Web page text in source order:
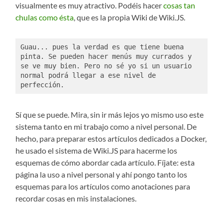
visualmente es muy atractivo. Podéis hacercosas tan
chulas como ésta, que es la propia Wiki de Wiki.JS.
Guau... pues la verdad es que tiene buena
pinta. Se pueden hacer menús muy currados y
se ve muy bien. Pero no sé yo si un usuario
normal podrá llegar a ese nivel de
perfección.
Sí que se puede. Mira, sin ir más lejos yo mismo uso este
sistema tanto en mi trabajo como a nivel personal. De
hecho, para preparar estos artículos dedicados a Docker,
he usado el sistema de Wiki.JS para hacerme los
esquemas de cómo abordar cada artículo. Fíjate: esta
página la uso a nivel personal y ahí pongo tanto los
esquemas para los artículos como anotaciones para
recordar cosas en mis instalaciones.